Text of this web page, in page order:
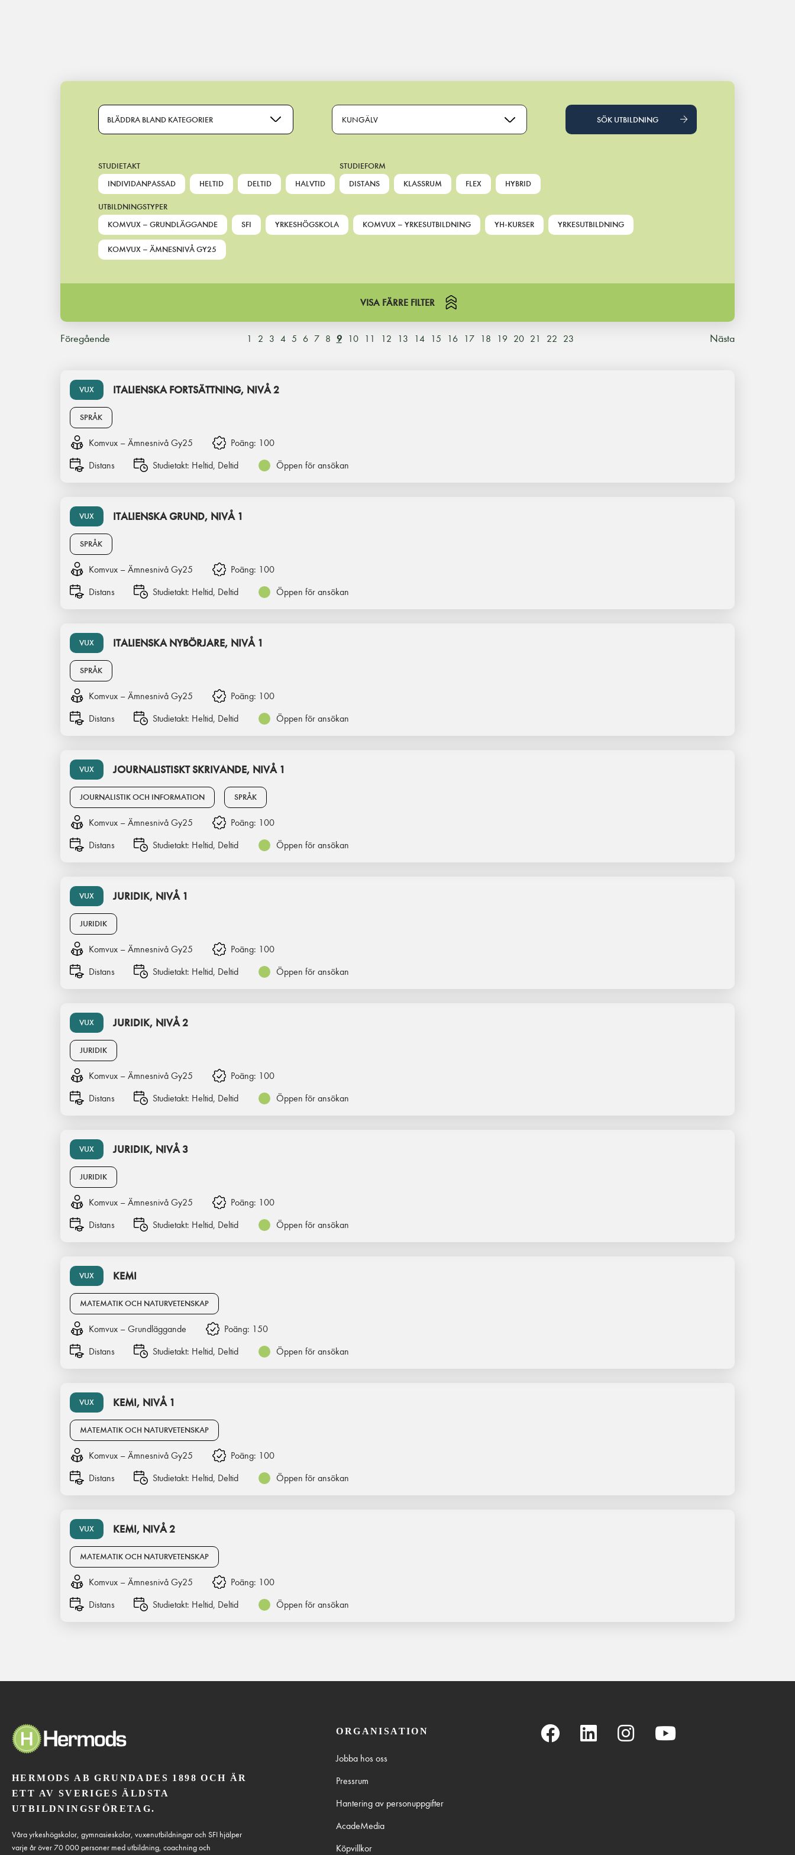
Main Navigation
BLÄDDRA BLAND KATEGORIER KUNGÄLV SÖK UTBILDNING
STUDIETAKT
INDIVIDANPASSAD
HELTID DELTID HALVTID
STUDIEFORM
DISTANS
KLASSRUM FLEX HYBRID
UTBILDNINGSTYPER
KOMVUX – GRUNDLÄGGANDE
SFI YRKESHÖGSKOLA KOMVUX – YRKESUTBILDNING YH-KURSER YRKESUTBILDNING
KOMVUX – ÄMNESNIVÅ GY25
VISA FÄRRE FILTER
Föregående 1 2 3 4 5 6 7 8 9 10 11 12 13 14 15 16 17 18 19 20 21 22 23 Nästa
VUX ITALIENSKA FORTSÄTTNING, NIVÅ 2
SPRÅK
Komvux – Ämnesnivå Gy25 Poäng: 100
Distans
Studietakt: Heltid, Deltid Öppen för ansökan
VUX ITALIENSKA GRUND, NIVÅ 1
SPRÅK
Komvux – Ämnesnivå Gy25 Poäng: 100
Distans
Studietakt: Heltid, Deltid Öppen för ansökan
VUX ITALIENSKA NYBÖRJARE, NIVÅ 1
SPRÅK
Komvux – Ämnesnivå Gy25 Poäng: 100
Distans
Studietakt: Heltid, Deltid Öppen för ansökan
VUX JOURNALISTISKT SKRIVANDE, NIVÅ 1
JOURNALISTIK OCH INFORMATION SPRÅK
Komvux – Ämnesnivå Gy25 Poäng: 100
Distans
Studietakt: Heltid, Deltid Öppen för ansökan
VUX JURIDIK, NIVÅ 1
JURIDIK
Komvux – Ämnesnivå Gy25 Poäng: 100
Distans
Studietakt: Heltid, Deltid Öppen för ansökan
VUX JURIDIK, NIVÅ 2
JURIDIK
Komvux – Ämnesnivå Gy25 Poäng: 100
Distans
Studietakt: Heltid, Deltid Öppen för ansökan
VUX JURIDIK, NIVÅ 3
JURIDIK
Komvux – Ämnesnivå Gy25 Poäng: 100
Distans
Studietakt: Heltid, Deltid Öppen för ansökan
VUX KEMI
MATEMATIK OCH NATURVETENSKAP
Komvux – Grundläggande Poäng: 150
Distans
Studietakt: Heltid, Deltid Öppen för ansökan
VUX KEMI, NIVÅ 1
MATEMATIK OCH NATURVETENSKAP
Komvux – Ämnesnivå Gy25 Poäng: 100
Distans
Studietakt: Heltid, Deltid Öppen för ansökan
VUX KEMI, NIVÅ 2
MATEMATIK OCH NATURVETENSKAP
Komvux – Ämnesnivå Gy25 Poäng: 100
Distans
Studietakt: Heltid, Deltid Öppen för ansökan
HERMODS AB GRUNDADES 1898 OCH ÄR
ETT AV SVERIGES ÄLDSTA
UTBILDNINGSFÖRETAG.
Våra yrkeshögskolor, gymnasieskolor, vuxenutbildningar och SFI hjälper
varje år över 70 000 personer med utbildning, coachning och
ORGANISATION
Jobba hos oss
Pressrum
Hantering av personuppgifter
AcadeMedia
Köpvillkor